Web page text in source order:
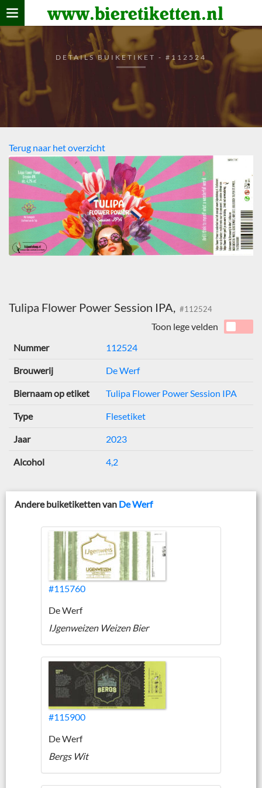
www.bieretiketten.nl
Home
verzamelen
De bierkaart
Bezoekers
DETAILS BUIKETIKET - #112524
Terug naar het overzicht
Tulipa Flower Power Session IPA, #112524
Toon lege velden
Nummer
112524
Brouwerij De Werf
Biernaam op etiket Tulipa Flower Power Session IPA
Type Flesetiket
Jaar 2023
Alcohol 4,2
Andere buiketiketten van De Werf
#115760
De Werf
IJgenweizen Weizen Bier
#115900
De Werf
Bergs Wit